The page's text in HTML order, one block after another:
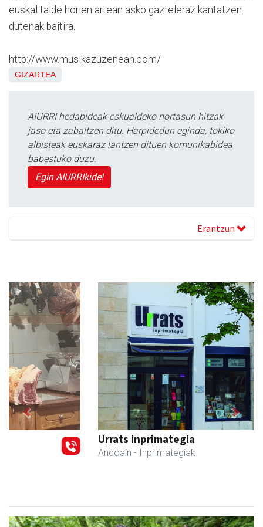
euskal talde horien artean asko gazteleraz kantatzen
dutenak baitira.
http://www.musikazuzenean.com/
GIZARTEA
AIURRI hedabideak eskualdeko nortasun hitzak
jaso eta zabaltzen ditu. Harpidedun eginda, tokiko
albisteak euskaraz lantzen dituen komunikabidea
babestuko duzu.
Egin AIURRIkide!
Erantzun
Urrats inprimategia
- Inprimategiak
Previous Next